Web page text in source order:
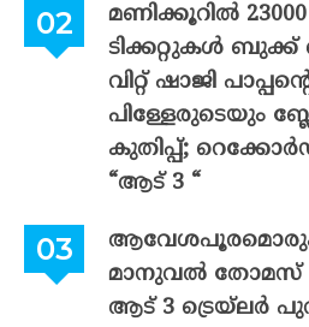
മണിക്കൂറിൽ
ടിക്കറ്റുകൾ
വിറ്റ് ഷാജി
പിള്ളേരുടെയും
കുതിപ്പ്;
“ആട് 3 “
മാനുവൽ തോമസ്
ആട് 3 ട്രെയ്‌ലർ